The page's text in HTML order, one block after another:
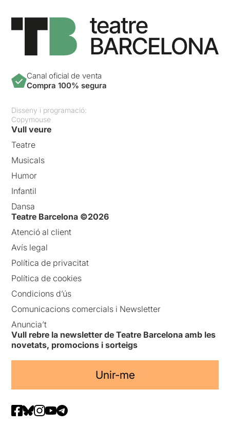
Canal oficial de venta
Compra 100% segura
Disseny i programació:
Copymouse
Vull veure
Teatre
Musicals
Humor
Infantil
Dansa
Teatre Barcelona ©2026
Atenció al client
Avís legal
Política de privacitat
Política de cookies
Condicions d’ús
Comunicacions comercials i Newsletter
Anuncia’t
Vull rebre la newsletter de Teatre Barcelona amb les
novetats, promocions i sorteigs
Unir-me